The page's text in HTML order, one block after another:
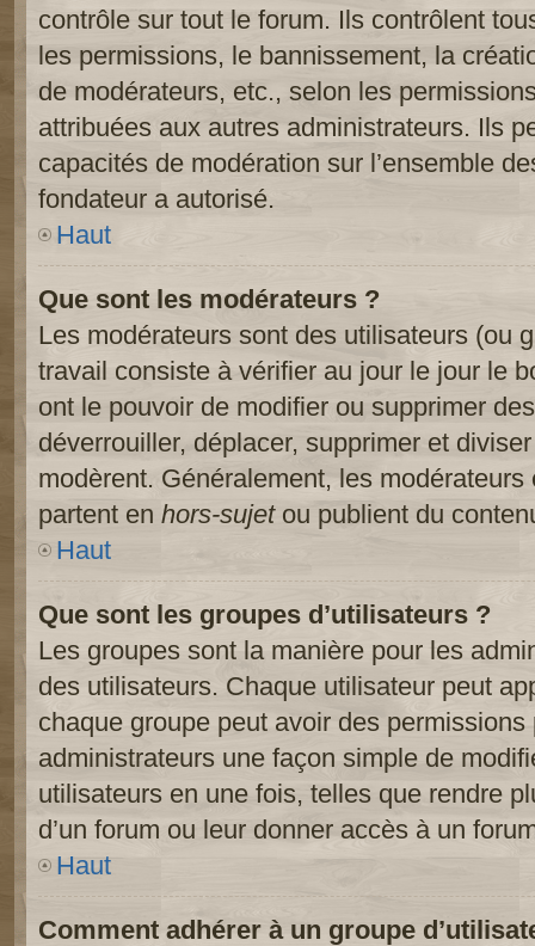
contrôle sur tout le forum. Ils contrôlent
les permissions, le bannissement, la
de modérateurs, etc., selon les
attribuées aux autres administrateurs. Ils
capacités de modération sur l’ensemble
fondateur a autorisé.
Haut
Que sont les modérateurs ?
Les modérateurs sont des utilisateurs (ou
travail consiste à vérifier au jour le jour le
ont le pouvoir de modifier ou supprimer
déverrouiller, déplacer, supprimer et
modèrent. Généralement, les
partent en hors-sujetou publient du
Haut
Que sont les groupes d’utilisateurs ?
Les groupes sont la manière pour les
des utilisateurs. Chaque utilisateur peut
chaque groupe peut avoir des
administrateurs une façon simple de
utilisateurs en une fois, telles que rendre
d’un forum ou leur donner accès à un
Haut
Comment adhérer à un groupe